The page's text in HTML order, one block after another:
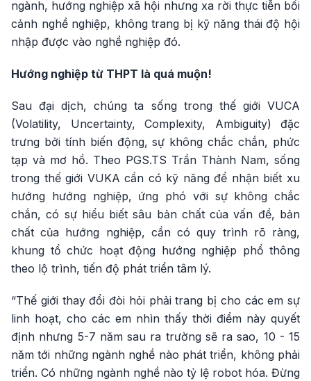
ngành, hướng nghiệp xã hội nhưng xa rời thực tiễn bối
cảnh nghề nghiệp, không trang bị kỹ năng thái độ hội
nhập được vào nghề nghiệp đó.
Hướng nghiệp từ THPT là quá muộn!
Sau đại dịch, chúng ta sống trong thế giới VUCA
(Volatility, Uncertainty, Complexity, Ambiguity) đặc
trưng bởi tính biến động, sự không chắc chắn, phức
tạp và mơ hồ. Theo PGS.TS Trần Thành Nam, sống
trong thế giới VUKA cần có kỹ năng để nhận biết xu
hướng hướng nghiệp, ứng phó với sự không chắc
chắn, có sự hiểu biết sâu bản chất của vấn đề, bản
chất của hướng nghiệp, cần có quy trình rõ ràng,
khung tổ chức hoạt động hướng nghiệp phổ thông
theo lộ trình, tiến độ phát triển tâm lý.
“Thế giới thay đổi đòi hỏi phải trang bị cho các em sự
linh hoạt, cho các em nhìn thấy thời điểm này quyết
định nhưng 5-7 năm sau ra trường sẽ ra sao, 10 - 15
năm tới những ngành nghề nào phát triển, không phải
triển. Có những ngành nghề nào tỷ lệ robot hóa. Đừng